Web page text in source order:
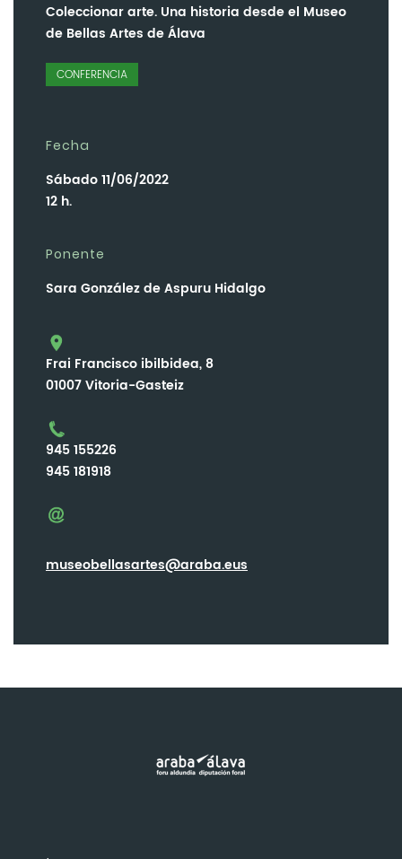
Coleccionar arte. Una historia desde el Museo
de Bellas Artes de Álava
CONFERENCIA
Fecha
Sábado 11/06/2022
12 h.
Ponente
Sara González de Aspuru Hidalgo
Frai Francisco ibilbidea, 8
01007 Vitoria-Gasteiz
945 155226
945 181918
museobellasartes@araba.eus